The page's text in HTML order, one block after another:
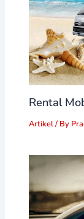
Rental
Artikel/ By